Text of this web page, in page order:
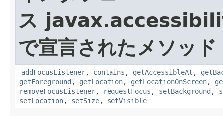
ス
で宣言されたメソッド
addFocusListener, contains , getAccessibleAt ,
getForeground , getLocation, getLocationOnScreen,
removeFocusListener, requestFocus , setBackground ,
setLocation, setSize, setVisible